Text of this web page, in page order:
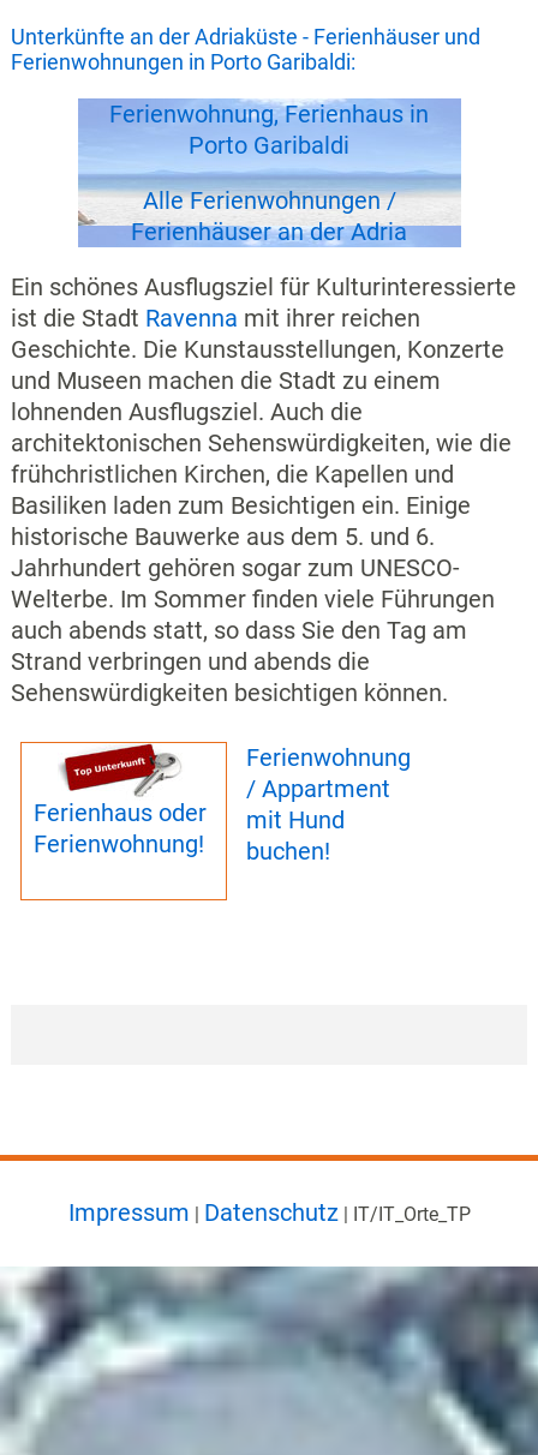
Unterkünfte an der Adriaküste - Ferienhäuser und
Ferienwohnungen in Porto Garibaldi:
Ferienwohnung, Ferienhaus in
Porto Garibaldi
Alle Ferienwohnungen /
Ferienhäuser an der Adria
Ein schönes Ausflugsziel für Kulturinteressierte
ist die Stadt Ravenna mit ihrer reichen
Geschichte. Die Kunstausstellungen, Konzerte
und Museen machen die Stadt zu einem
lohnenden Ausflugsziel. Auch die
architektonischen Sehenswürdigkeiten, wie die
frühchristlichen Kirchen, die Kapellen und
Basiliken laden zum Besichtigen ein. Einige
historische Bauwerke aus dem 5. und 6.
Jahrhundert gehören sogar zum UNESCO-
Welterbe. Im Sommer finden viele Führungen
auch abends statt, so dass Sie den Tag am
Strand verbringen und abends die
Sehenswürdigkeiten besichtigen können.
Ferienhaus oder
Ferienwohnung!
Ferienwohnung
/ Appartment
mit Hund
buchen!
Impressum | Datenschutz| IT/IT_Orte_TP